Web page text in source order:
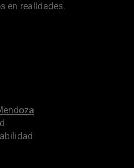
en realidades.